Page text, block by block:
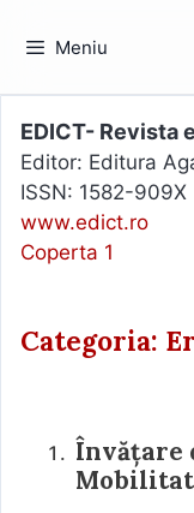
Meniu
EDICT- Revista
Editor: Editura
ISSN: 1582-909X
www.edict.ro
Coperta 1
Categoria:
Învățare